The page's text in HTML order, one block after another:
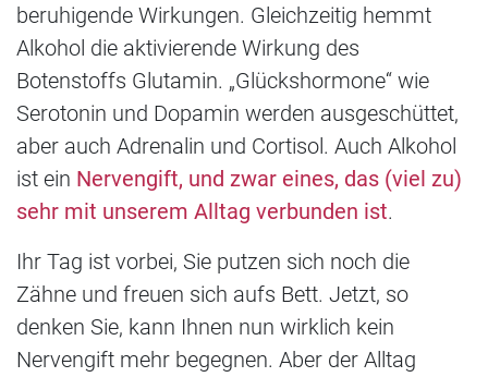
beruhigende Wirkungen. Gleichzeitig hemmt
Alkohol die aktivierende Wirkung des
Botenstoffs Glutamin. „Glückshormone“ wie
Serotonin und Dopamin werden ausgeschüttet,
aber auch Adrenalin und Cortisol. Auch Alkohol
ist ein Nervengift, und zwar eines, das (viel zu)
sehr mit unserem Alltag verbunden ist.
Ihr Tag ist vorbei, Sie putzen sich noch die
Zähne und freuen sich aufs Bett. Jetzt, so
denken Sie, kann Ihnen nun wirklich kein
Nervengift mehr begegnen. Aber der Alltag